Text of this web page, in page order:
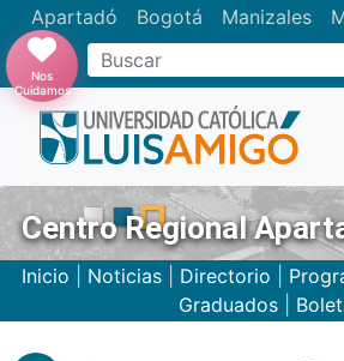
Apartadó Bogotá Manizales
Nos
Cuidamos
Centro Regional
Inicio Noticias| Directorio
Graduados